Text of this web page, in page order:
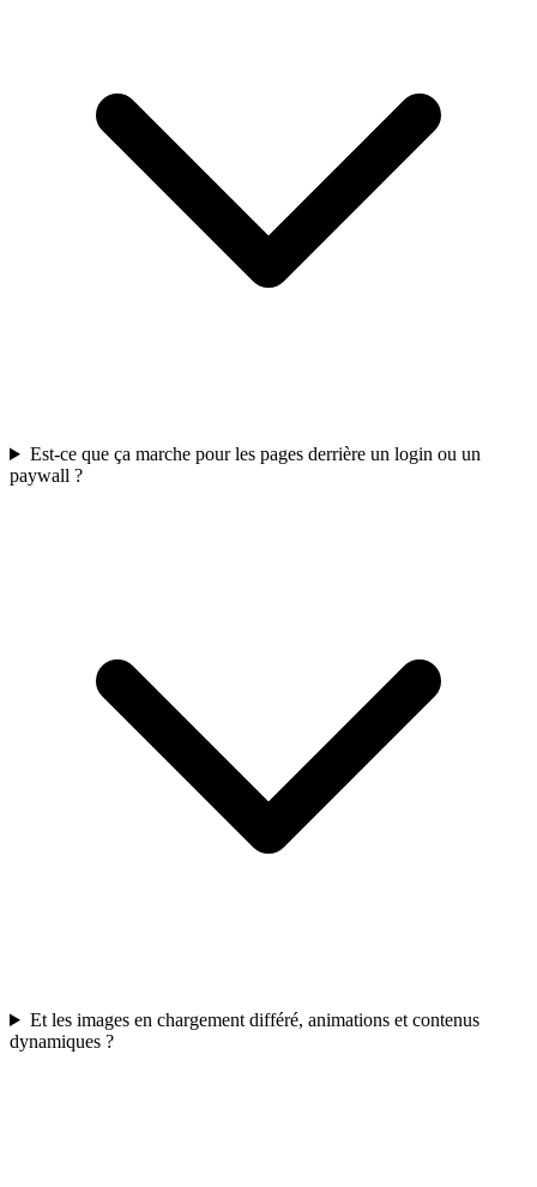
Est-ce que ça marche pour les pages derrière un login ou un
paywall ?
Et les images en chargement différé, animations et contenus
dynamiques ?